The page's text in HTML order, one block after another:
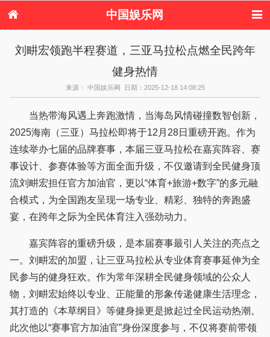
中国娱乐网
港台娱乐
日本娱乐 韩国娱乐
欧美娱乐
音乐新闻 影视新闻
港台明星八卦
日本韩国明星
欧美明星八卦
刘畊宏领跑半程赛道，三亚马拉松点燃全民跨年
健身热情
来源： 中国娱乐网 日期：2025-12-18 14:08:25
当热带海风遇上奔跑激情，当海岛风情碰撞数智创新，
2025海南（三亚）马拉松即将于12月28日重磅开跑。作为
连续举办七届的品牌赛事，本届三亚马拉松在嘉宾阵容、赛
事设计、参赛体验等方面全面升级，不仅邀请到全民健身顶
流刘畊宏担任官方加油官，更以“体育+旅游+数字”的多元融
合模式，为全国跑友呈现一场专业、精彩、独特的奔跑盛
宴，在跨年之际为全民体育注入强劲动力。
嘉宾阵容的重磅升级，是本届赛事最引人关注的亮点之
一。刘畊宏的加盟，让三亚马拉松从专业体育赛事延伸为全
民参与的健身狂欢。作为常年深耕全民健身领域的公众人
物，刘畊宏始终以专业、正能量的形象传递健康生活理念，
其打造的《本草纲目》等健身操更是掀起过全民运动热潮。
此次他以“赛事官方加油官”身份深度参与，不仅将赛前带领